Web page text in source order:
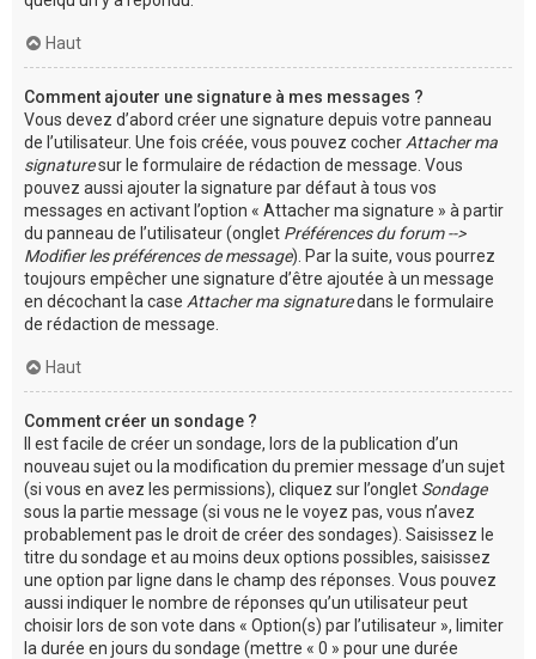
Haut
Comment ajouter une signature à mes messages ?
Vous devez d’abord créer une signature depuis votre panneau
de l’utilisateur. Une fois créée, vous pouvez cocher Attacher ma
signaturesur le formulaire de rédaction de message. Vous
pouvez aussi ajouter la signature par défaut à tous vos
messages en activant l’option « Attacher ma signature » à partir
du panneau de l’utilisateur (onglet Préférences du forum -->
Modifier les préférences de message). Par la suite, vous pourrez
toujours empêcher une signature d’être ajoutée à un message
en décochant la case Attacher ma signaturedans le formulaire
de rédaction de message.
Haut
Comment créer un sondage ?
Il est facile de créer un sondage, lors de la publication d’un
nouveau sujet ou la modification du premier message d’un sujet
(si vous en avez les permissions), cliquez sur l’onglet Sondage
sous la partie message (si vous ne le voyez pas, vous n’avez
probablement pas le droit de créer des sondages). Saisissez le
titre du sondage et au moins deux options possibles, saisissez
une option par ligne dans le champ des réponses. Vous pouvez
aussi indiquer le nombre de réponses qu’un utilisateur peut
choisir lors de son vote dans « Option(s) par l’utilisateur », limiter
la durée en jours du sondage (mettre « 0 » pour une durée